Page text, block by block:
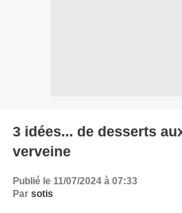
3 idées... de desserts
verveine
Publié le 11/07/2024 à 07:33
Par sotis